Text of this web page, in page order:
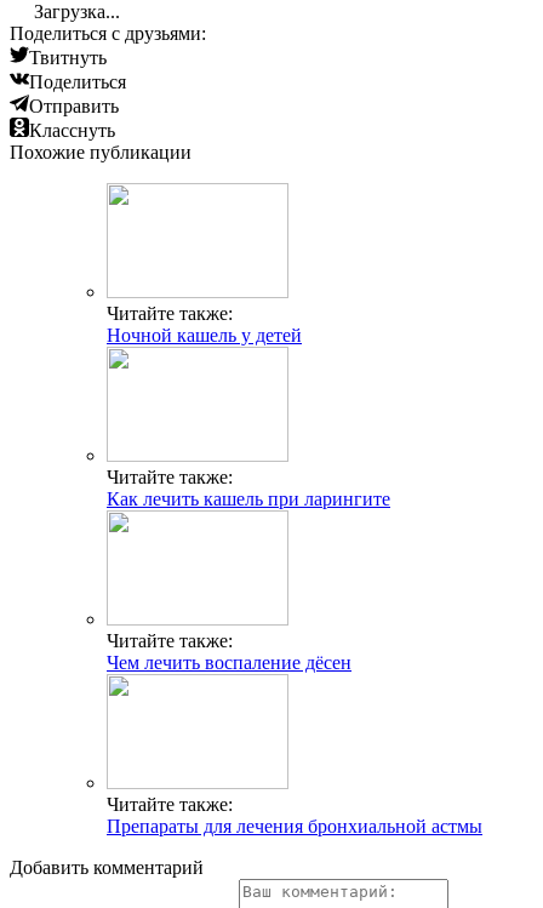
Загрузка...
Поделиться с друзьями:
Твитнуть
Поделиться
Отправить
Класснуть
Похожие публикации
Читайте также:
Ночной кашель у детей
Читайте также:
Как лечить кашель при ларингите
Читайте также:
Чем лечить воспаление дёсен
Читайте также:
Препараты для лечения бронхиальной астмы
Добавить комментарий